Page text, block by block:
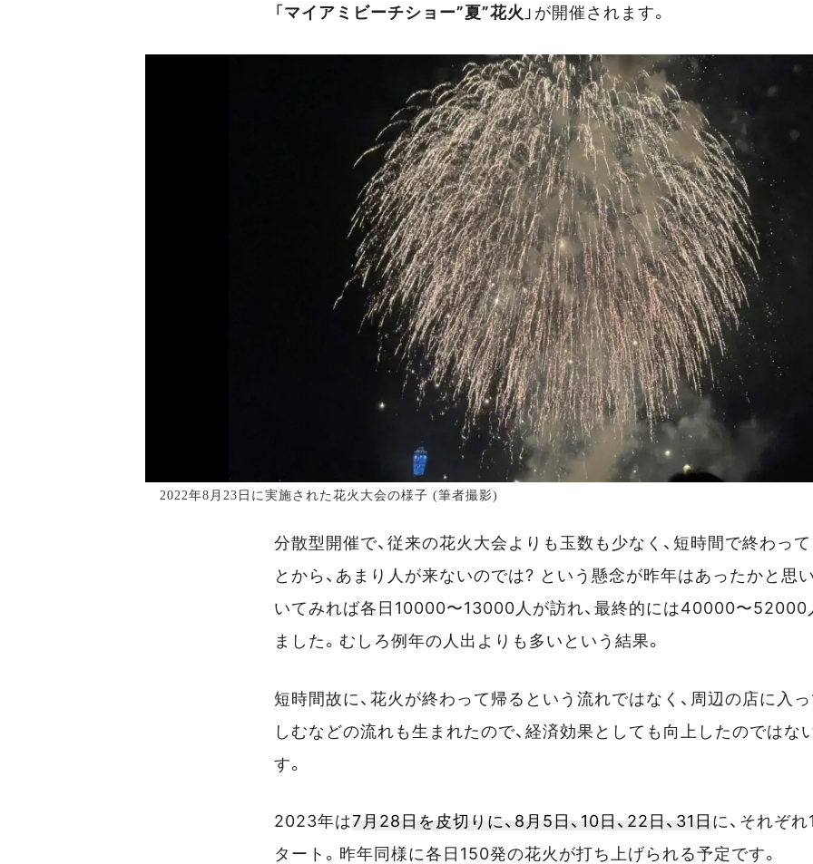
「 マイアミビーチショー”夏”花火 」が開催されます。
2022年8月23日に実施された花火大会の様子 (筆者撮影)
分散型開催で、従来の花火大会よりも玉数も少なく、短時間で終わっ
とから、あまり人が来ないのでは? という懸念が昨年はあったかと思
いてみれば各日10000〜13000人が訪れ、最終的には40000〜52000
ました。むしろ例年の人出よりも多いという結果。
短時間故に、花火が終わって帰るという流れではなく、周辺の店に入
しむなどの流れも生まれたので、経済効果としても向上したのではな
す。
2023年は7月28日を皮切りに、8月5日、10日、22日、31日 に、それぞ
タート。昨年同様に各日150発の花火が打ち上げられる予定です。